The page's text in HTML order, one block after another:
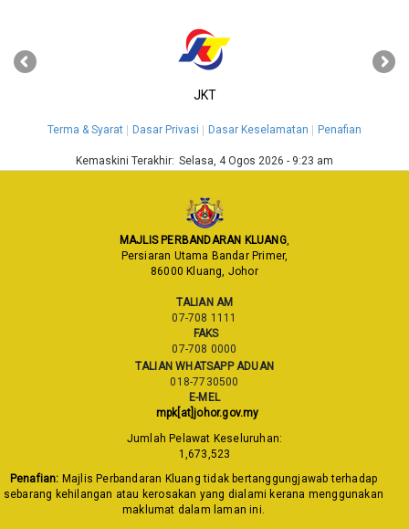
JKT
‹ ›
Terma & Syarat Dasar Privasi Dasar Keselamatan Penafian
Kemaskini Terakhir: Selasa, 4 Ogos 2026 - 9:23 am
MAJLIS PERBANDARAN KLUANG,
Persiaran Utama Bandar Primer,
86000 Kluang, Johor
TALIAN AM
07-708 1111
FAKS
07-708 0000
TALIAN WHATSAPP ADUAN
018-7730500
E-MEL
mpk[at]johor.gov.my
Jumlah Pelawat Keseluruhan:
1,673,523
Penafian: Majlis Perbandaran Kluang tidak bertanggungjawab terhadap
sebarang kehilangan atau kerosakan yang dialami kerana menggunakan
maklumat dalam laman ini.